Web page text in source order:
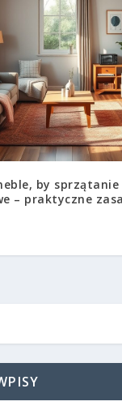
by sprzątanie
– praktyczne